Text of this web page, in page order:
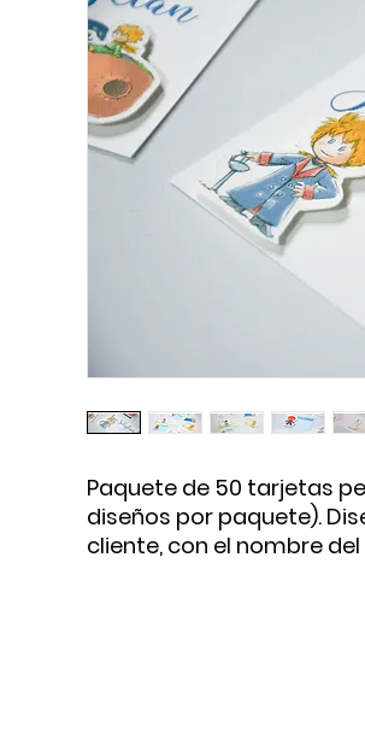
Paquete de 50 tarjetas
diseños por paquete).
cliente, con el nombre del